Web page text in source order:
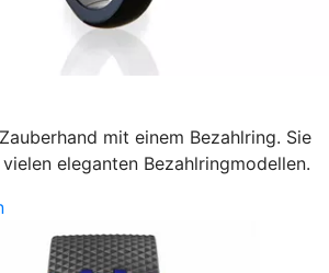
mit einem Bezahlring. Sie
eleganten Bezahlringmodellen.